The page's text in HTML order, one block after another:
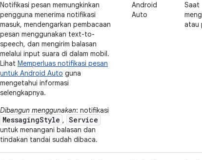
Notifikasi pesan memungkinkan
pengguna menerima notifikasi
masuk, mendengarkan pembacaan
pesan menggunakan text-to-
speech, dan mengirim balasan
melalui input suara di dalam mobil.
Lihat Memperluas notifikasi pesan
untuk Android Auto guna
mengetahui informasi
selengkapnya.
Dibangun menggunakan: notifikasi
MessagingStyle , Service
untuk menangani balasan dan
tindakan tandai sudah dibaca.
Android
Auto
Saat
atau